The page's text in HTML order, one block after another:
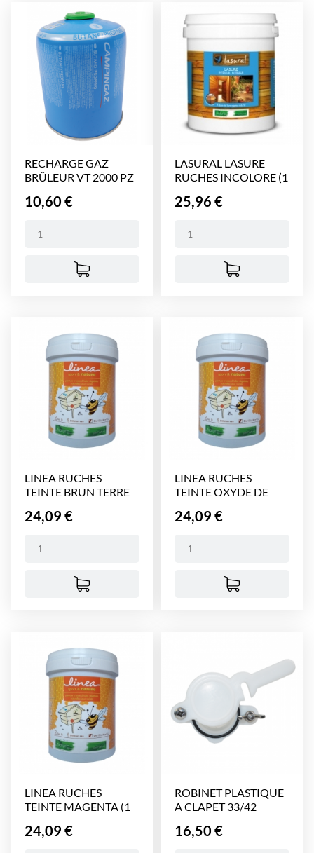
RECHARGE GAZ
BRÛLEUR VT 2000 PZ
Prix
10,60 €
LASURAL LASURE
RUCHES INCOLORE (1
Prix
25,96 €
LINEA RUCHES
TEINTE BRUN TERRE
Prix
24,09 €
LINEA RUCHES
TEINTE OXYDE DE
Prix
24,09 €
LINEA RUCHES
TEINTE MAGENTA (1
Prix
24,09 €
ROBINET PLASTIQUE
A CLAPET 33/42
Prix
16,50 €